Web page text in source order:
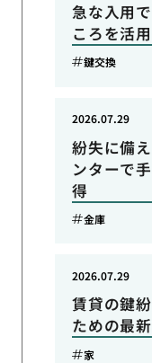
急な入用
ころを活
鍵交換
紛失に備
ンターで
得
2026.07.29
金庫
賃貸の鍵
ための最
2026.07.29
家